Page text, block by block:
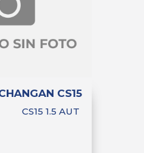
CS15
CS15 1.5 AUT